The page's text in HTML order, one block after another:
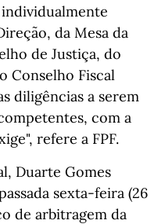
da Mesa da
de Justiça, do
Conselho Fiscal
diligências a serem
com a
refere a FPF.
Duarte Gomes
sexta-feira (26
de arbitragem da